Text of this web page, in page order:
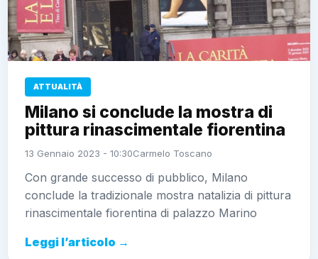
ATTUALITÀ
Milano si conclude la mostra di
pittura rinascimentale fiorentina
13 Gennaio 2023 - 10:30Carmelo Toscano
Con grande successo di pubblico, Milano
conclude la tradizionale mostra natalizia di pittura
rinascimentale fiorentina di palazzo Marino
Leggi l’articolo →